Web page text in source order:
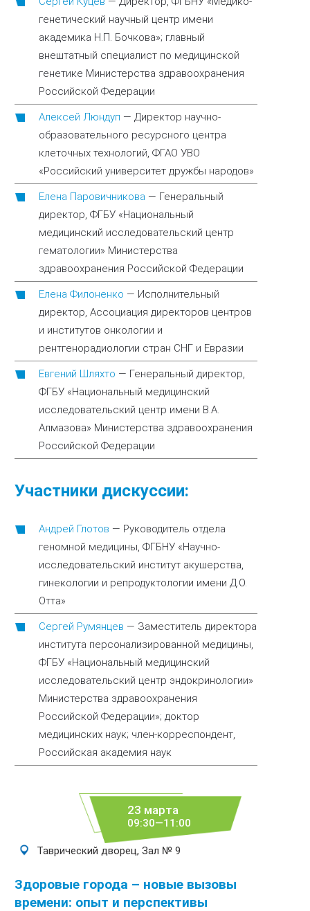
генетический научный центр имени
академика Н.П. Бочкова»; главный
внештатный специалист по медицинской
генетике Министерства здравоохранения
Российской Федерации
Алексей Люндуп — Директор научно-
образовательного ресурсного центра
клеточных технологий, ФГАО УВО
«Российский университет дружбы народов»
Елена Паровичникова — Генеральный
директор, ФГБУ «Национальный
медицинский исследовательский центр
гематологии» Министерства
здравоохранения Российской Федерации
Елена Филоненко — Исполнительный
директор, Ассоциация директоров центров
и институтов онкологии и
рентгенорадиологии стран СНГ и Евразии
Евгений Шляхто — Генеральный директор,
ФГБУ «Национальный медицинский
исследовательский центр имени В.А.
Алмазова» Министерства здравоохранения
Российской Федерации
Участники дискуссии:
Андрей Глотов — Руководитель отдела
геномной медицины, ФГБНУ «Научно-
исследовательский институт акушерства,
гинекологии и репродуктологии имени Д.О.
Отта»
Сергей Румянцев — Заместитель директора
института персонализированной медицины,
ФГБУ «Национальный медицинский
исследовательский центр эндокринологии»
Министерства здравоохранения
Российской Федерации»; доктор
медицинских наук; член-корреспондент,
Российская академия наук
23 марта
09:30—11:00
Таврический дворец, Зал № 9
Здоровые города – новые вызовы
времени: опыт и перспективы